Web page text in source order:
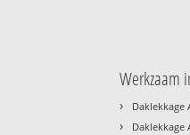
Werkzaam
› Daklekkage
› Daklekkage